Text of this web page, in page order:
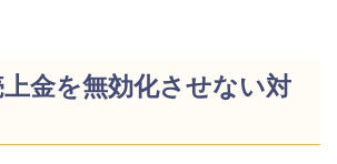
金を無効化させない対